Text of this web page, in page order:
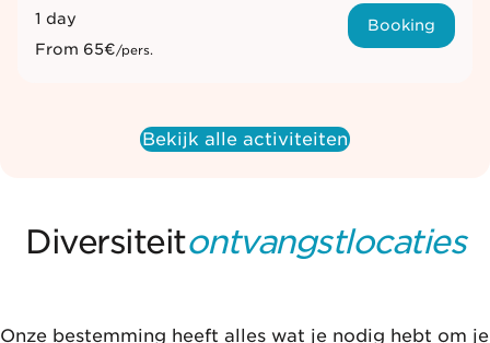
1 day
From 65€/pers.
Booking
Bekijk alle activiteiten
Diversiteitontvangstlocaties
Onze bestemming heeft alles wat je nodig hebt om je